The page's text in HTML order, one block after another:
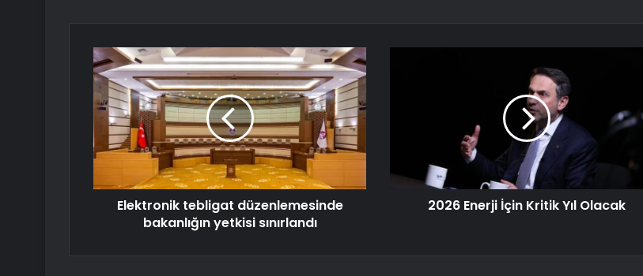
Elektronik tebligat düzenlemesinde
bakanlığın yetkisi sınırlandı
2026 Enerji İçin Kritik Yıl Olacak